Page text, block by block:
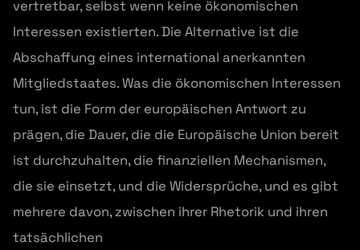
vertretbar, selbst wenn keine ökonomischen
Interessen existierten. Die Alternative ist die
Abschaffung eines international anerkannten
Mitgliedstaates. Was die ökonomischen Interessen
tun, ist die Form der europäischen Antwort zu
prägen, die Dauer, die die Europäische Union bereit
ist durchzuhalten, die finanziellen Mechanismen,
die sie einsetzt, und die Widersprüche, und es gibt
mehrere davon, zwischen ihrer Rhetorik und ihren
tatsächlichen